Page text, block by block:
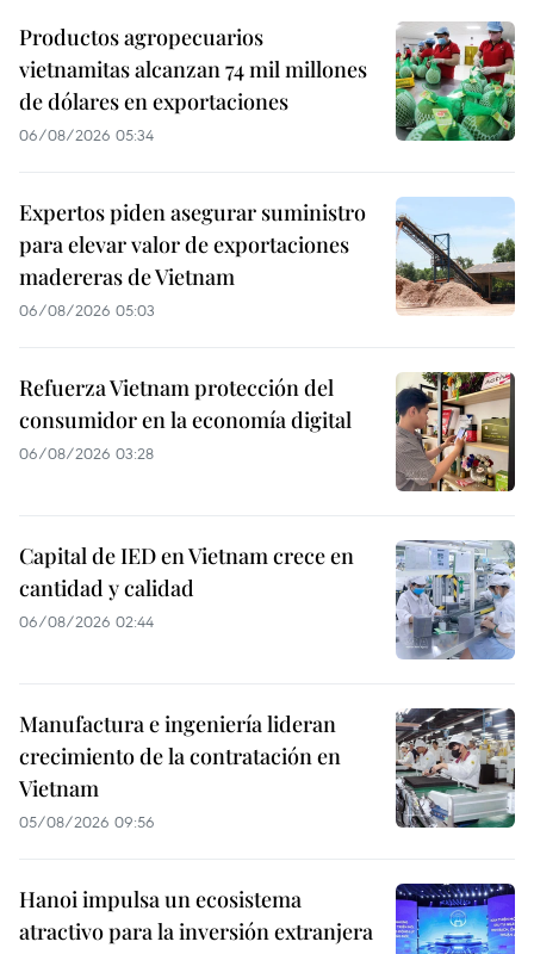
Productos agropecuarios
vietnamitas alcanzan 74 mil millones
de dólares en exportaciones
06/08/2026 05:34
Expertos piden asegurar suministro
para elevar valor de exportaciones
madereras de Vietnam
06/08/2026 05:03
Refuerza Vietnam protección del
consumidor en la economía digital
06/08/2026 03:28
Capital de IED en Vietnam crece en
cantidad y calidad
06/08/2026 02:44
Manufactura e ingeniería lideran
crecimiento de la contratación en
Vietnam
05/08/2026 09:56
Hanoi impulsa un ecosistema
atractivo para la inversión extranjera